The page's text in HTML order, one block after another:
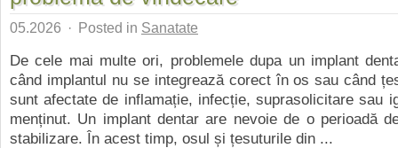
05.2026 · Posted in Sanatate
De cele mai multe ori, problemele dupa un implant
când implantul nu se integrează corect în os sau când
sunt afectate de inflamație, infecție, suprasolicitare sau
menținut. Un implant dentar are nevoie de o perioadă
stabilizare. În acest timp, osul și țesuturile din ...